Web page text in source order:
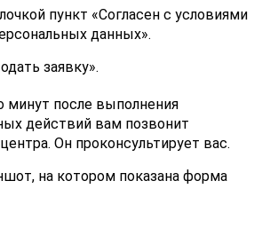
пункт «Согласен с условиями
данных».
заявку».
минут после выполнения
действий вам позвонит
Он проконсультирует вас.
на котором показана форма